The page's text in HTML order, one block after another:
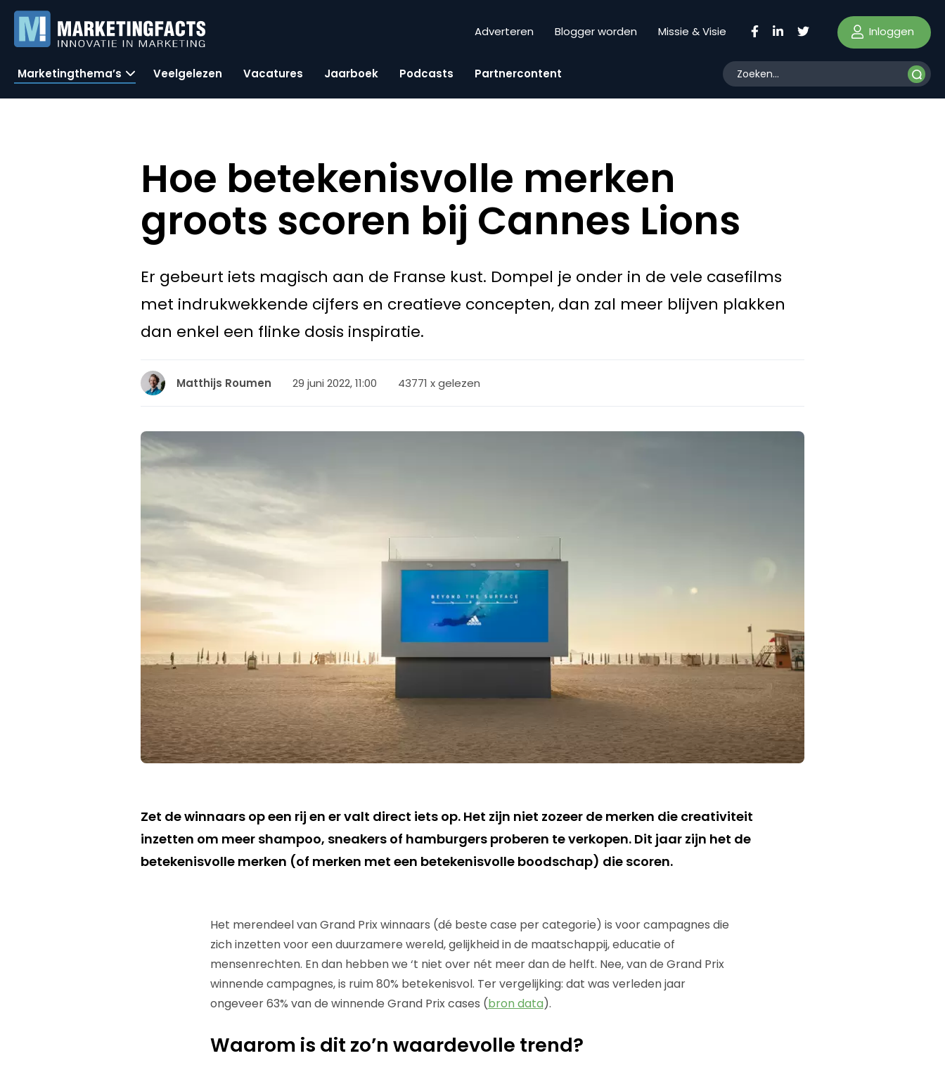
Adverteren Blogger worden Missie & Visie Inloggen
Marketingthema’s Veelgelezen Vacatures Jaarboek Podcasts Partnercontent
Hoe betekenisvolle merken
groots scoren bij Cannes Lions
Er gebeurt iets magisch aan de Franse kust. Dompel je onder in de vele casefilms
met indrukwekkende cijfers en creatieve concepten, dan zal meer blijven plakken
dan enkel een flinke dosis inspiratie.
Matthijs Roumen 29 juni 2022, 11:00 43771 x gelezen
Zet de winnaars op een rij en er valt direct iets op. Het zijn niet zozeer de merken die creativiteit
inzetten om meer shampoo, sneakers of hamburgers proberen te verkopen. Dit jaar zijn het de
betekenisvolle merken (of merken met een betekenisvolle boodschap) die scoren.
Het merendeel van Grand Prix winnaars (dé beste case per categorie) is voor campagnes die
zich inzetten voor een duurzamere wereld, gelijkheid in de maatschappij, educatie of
mensenrechten. En dan hebben we ‘t niet over nét meer dan de helft. Nee, van de Grand Prix
winnende campagnes, is ruim 80% betekenisvol. Ter vergelijking: dat was verleden jaar
ongeveer 63% van de winnende Grand Prix cases (bron data).
Waarom is dit zo’n waardevolle trend?